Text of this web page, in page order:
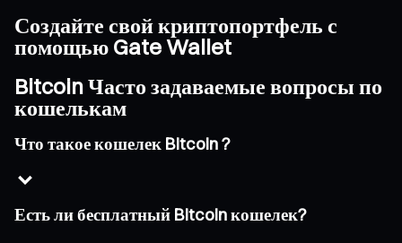
Создайте свой криптопортфель с
помощью Gate Wallet
Bitcoin Часто задаваемые вопросы по
кошелькам
Что такое кошелек Bitcoin ?
Есть ли бесплатный Bitcoin кошелек?